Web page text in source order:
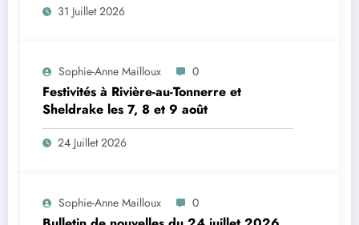
31 Juillet 2026
Sophie-Anne Mailloux 0
Festivités à Rivière-au-Tonnerre et
Sheldrake les 7, 8 et 9 août
24 Juillet 2026
Sophie-Anne Mailloux 0